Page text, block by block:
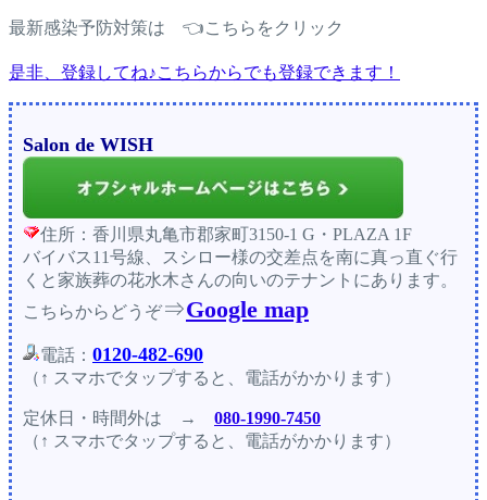
最新感染予防対策は 👈こちらをクリック
是非、登録してね♪こちらからでも登録できます！
Salon de WISH
住所：香川県丸亀市郡家町3150-1 G・PLAZA 1F
バイバス11号線、スシロー様の交差点を南に真っ直ぐ行
くと家族葬の花水木さんの向いのテナントにあります。
こちらからどうぞ⇒Google map
電話： 0120-482-690
（↑ スマホでタップすると、電話がかかります）
定休日・時間外は →
080-1990-7450
（↑ スマホでタップすると、電話がかかります）